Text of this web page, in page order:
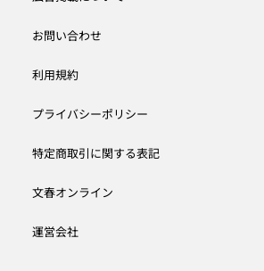
お問い合わせ
利用規約
プライバシーポリシー
特定商取引に関する表記
文春オンライン
運営会社